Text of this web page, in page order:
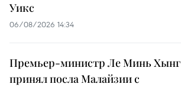
Уикс
06/08/2026 14:34
Премьер-министр Ле Минь Хынг
принял посла Малайзии с